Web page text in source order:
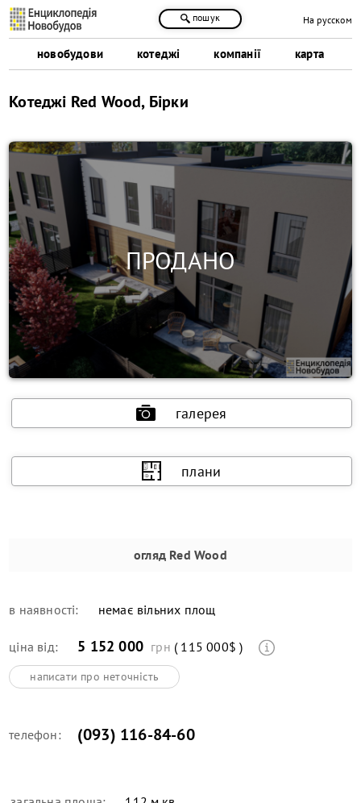
новобудови котеджі компанії карта
пошук На русском
Котеджі Red Wood, Бірки
галерея
плани
огляд Red Wood
в наявності: немає вільних площ
ціна від: 5 152 000 грн ( 115 000$ )
написати про неточність
телефон: (093) 116-84-60